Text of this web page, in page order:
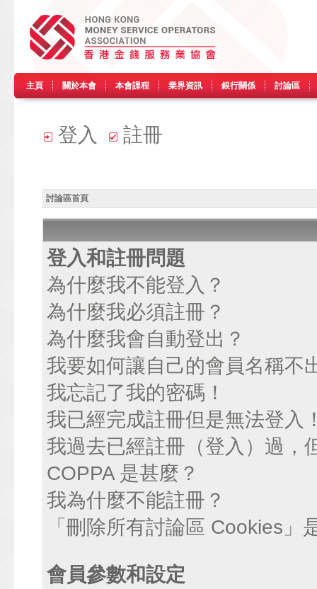
主頁 關於本會 本會課程 業界資訊 銀行關係 討論區
登入 註冊
討論區首頁
登入和註冊問題
為什麼我不能登入？
為什麼我必須註冊？
為什麼我會自動登出？
我要如何讓自己的會員名稱不
我忘記了我的密碼！
我已經完成註冊但是無法登入
我過去已經註冊（登入）過，
COPPA 是甚麼？
我為什麼不能註冊？
「刪除所有討論區 Cookies」
會員參數和設定